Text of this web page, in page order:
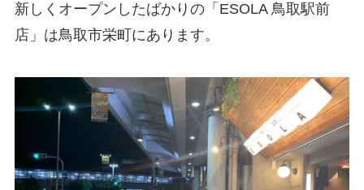
新しくオープンしたばかりの「ESOLA 鳥取駅前
店」は鳥取市栄町にあります。